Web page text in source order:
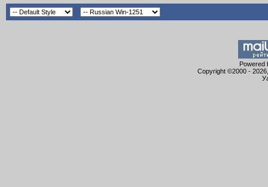
Powered
Copyright ©2000 -